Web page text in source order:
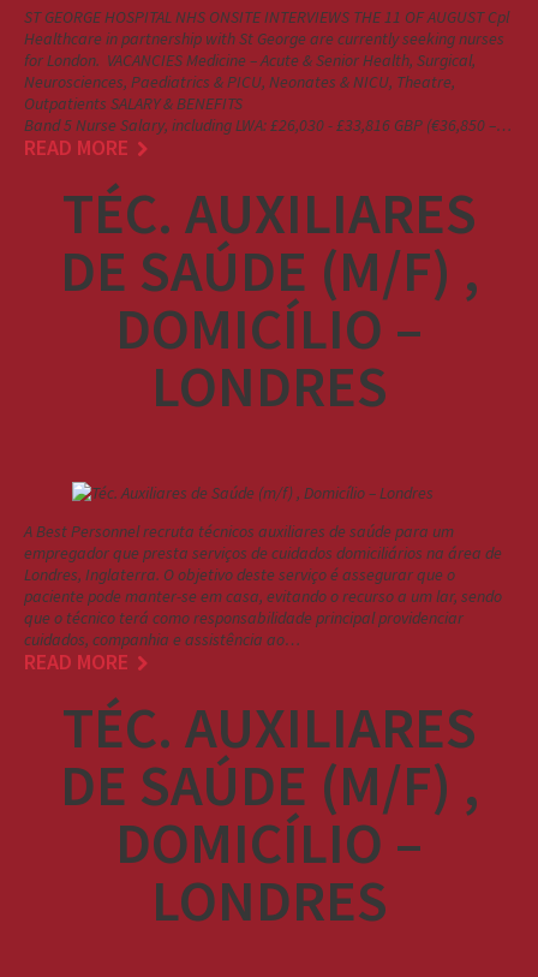
ST GEORGE HOSPITAL NHS ONSITE INTERVIEWS THE 11 OF AUGUST Cpl
Healthcare in partnership with St George are currently seeking nurses
for London. VACANCIES Medicine – Acute & Senior Health, Surgical,
Neurosciences, Paediatrics & PICU, Neonates & NICU, Theatre,
Outpatients SALARY & BENEFITS
Band 5 Nurse Salary, including LWA: £26,030 - £33,816 GBP (€36,850 –…
READ MORE
TÉC. AUXILIARES
DE SAÚDE (M/F) ,
DOMICÍLIO –
LONDRES
A Best Personnel recruta técnicos auxiliares de saúde para um
empregador que presta serviços de cuidados domiciliários na área de
Londres, Inglaterra. O objetivo deste serviço é assegurar que o
paciente pode manter-se em casa, evitando o recurso a um lar, sendo
que o técnico terá como responsabilidade principal providenciar
cuidados, companhia e assistência ao…
READ MORE
TÉC. AUXILIARES
DE SAÚDE (M/F) ,
DOMICÍLIO –
LONDRES